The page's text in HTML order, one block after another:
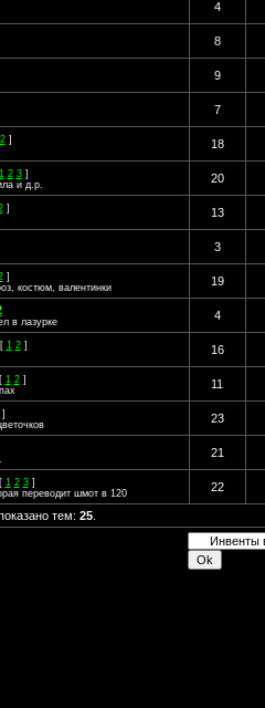
4
8
9
7
2]
18
1 2 3]
и д.р.
20
]
13
3
]
костюм, валентинки
19
в лазурке 4
[ 1 2]
16
[ 1 2]
11
23
21
[ 1 2 3]
переводит шмот в 120
22
тем: 25.